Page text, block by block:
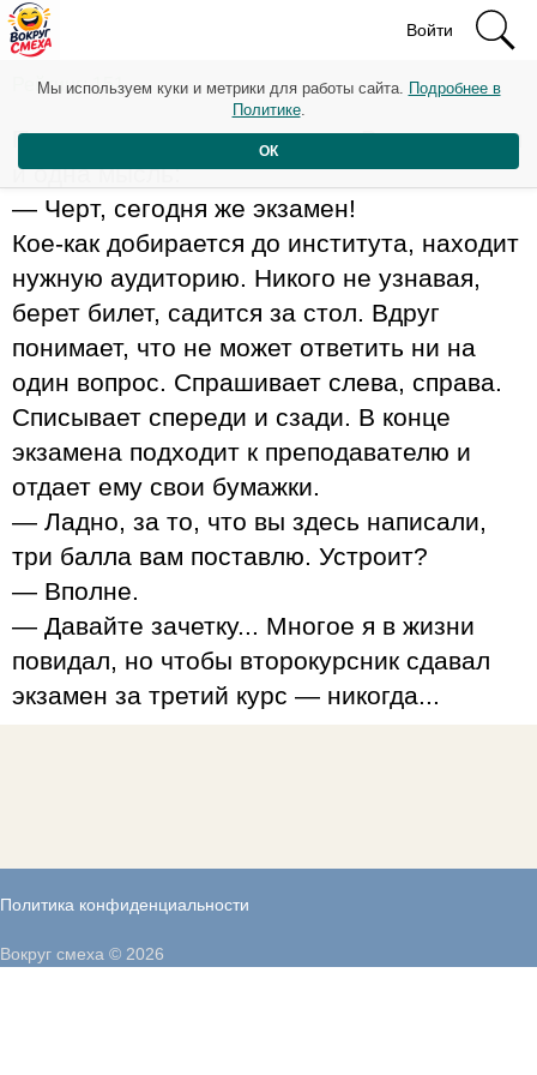
Войти
Рейтинг: 151
Просыпается студент утром. В голове шум
и одна мысль:
— Черт, сегодня же экзамен!
Кое-как добирается до института, находит
нужную аудиторию. Никого не узнавая,
берет билет, садится за стол. Вдруг
понимает, что не может ответить ни на
один вопрос. Спрашивает слева, справа.
Списывает спереди и сзади. В конце
экзамена подходит к преподавателю и
отдает ему свои бумажки.
— Ладно, за то, что вы здесь написали,
три балла вам поставлю. Устроит?
— Вполне.
— Давайте зачетку... Многое я в жизни
повидал, но чтобы второкурсник сдавал
экзамен за третий курс — никогда...
Политика конфиденциальности
Мы используем куки и метрики для работы сайта. Подробнее в
Политике.
ОК
Вокруг смеха © 2026